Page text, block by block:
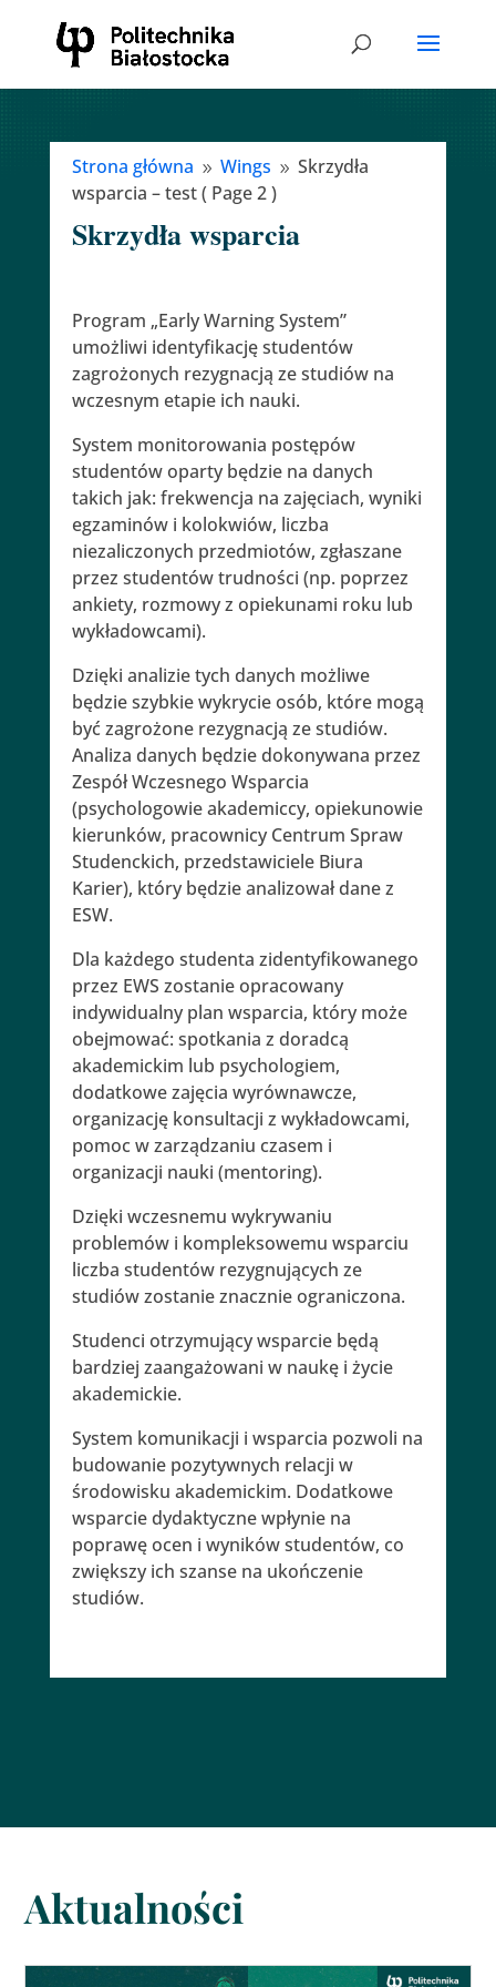
Strona główna 9 Wings 9 Skrzydła
wsparcia – test( Page 2 )
Skrzydła wsparcia
Program „Early Warning System”
umożliwi identyfikację studentów
zagrożonych rezygnacją ze studiów na
wczesnym etapie ich nauki.
System monitorowania postępów
studentów oparty będzie na danych
takich jak: frekwencja na zajęciach, wyniki
egzaminów i kolokwiów, liczba
niezaliczonych przedmiotów, zgłaszane
przez studentów trudności (np. poprzez
ankiety, rozmowy z opiekunami roku lub
wykładowcami).
Dzięki analizie tych danych możliwe
będzie szybkie wykrycie osób, które mogą
być zagrożone rezygnacją ze studiów.
Analiza danych będzie dokonywana przez
Zespół Wczesnego Wsparcia
(psychologowie akademiccy, opiekunowie
kierunków, pracownicy Centrum Spraw
Studenckich, przedstawiciele Biura
Karier), który będzie analizował dane z
ESW.
Dla każdego studenta zidentyfikowanego
przez EWS zostanie opracowany
indywidualny plan wsparcia, który może
obejmować: spotkania z doradcą
akademickim lub psychologiem,
dodatkowe zajęcia wyrównawcze,
organizację konsultacji z wykładowcami,
pomoc w zarządzaniu czasem i
organizacji nauki (mentoring).
Dzięki wczesnemu wykrywaniu
problemów i kompleksowemu wsparciu
liczba studentów rezygnujących ze
studiów zostanie znacznie ograniczona.
Studenci otrzymujący wsparcie będą
bardziej zaangażowani w naukę i życie
akademickie.
System komunikacji i wsparcia pozwoli na
budowanie pozytywnych relacji w
środowisku akademickim. Dodatkowe
wsparcie dydaktyczne wpłynie na
poprawę ocen i wyników studentów, co
zwiększy ich szanse na ukończenie
studiów.
Aktualności